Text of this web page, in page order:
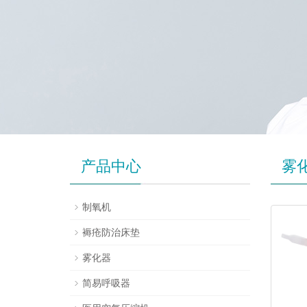
雾
产品中心
制氧机
褥疮防治床垫
雾化器
简易呼吸器